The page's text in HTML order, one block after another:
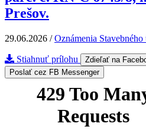
Prešov.
29.06.2026 /Oznámenia Stavebného
Stiahnuť prílohu
Zdieľať na
Poslať cez FB Messenger